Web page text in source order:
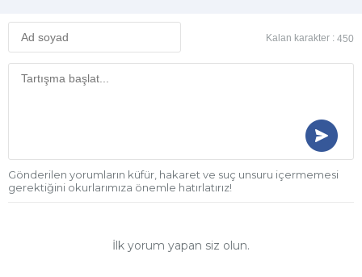
Kalan karakter : 450
Gönderilen yorumların küfür, hakaret ve suç unsuru içermemesi
gerektiğini okurlarımıza önemle hatırlatırız!
İlk yorum yapan siz olun.